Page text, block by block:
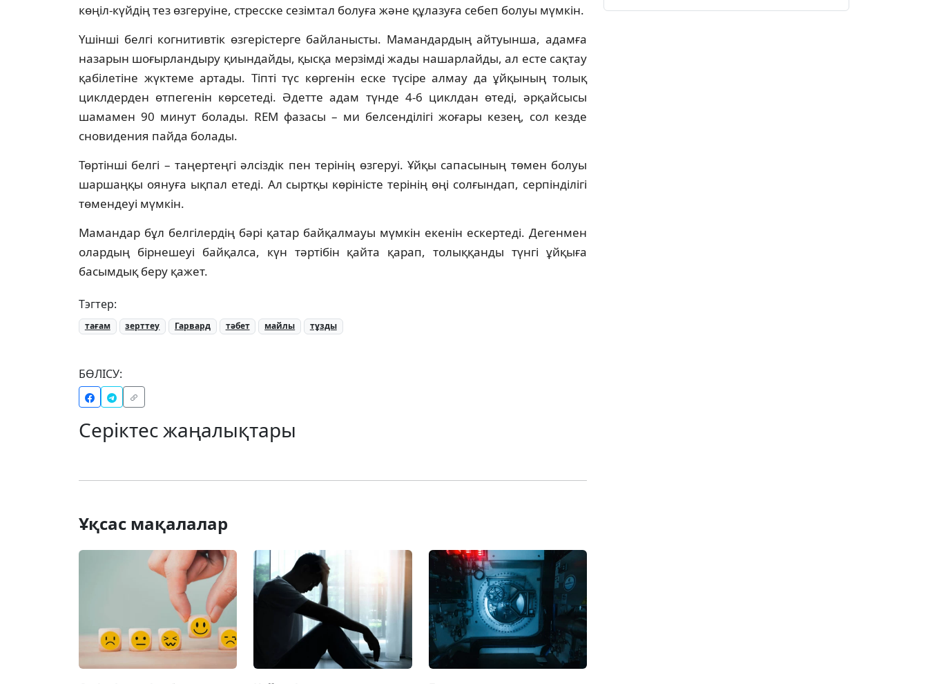
көңіл-күйдің тез өзгеруіне, стресске сезімтал болуға және құлазуға себеп болуы мүмкін.
Үшінші белгі когнитивтік өзгерістерге байланысты. Мамандардың айтуынша, адамға
назарын шоғырландыру қиындайды, қысқа мерзімді жады нашарлайды, ал есте сақтау
қабілетіне жүктеме артады. Тіпті түс көргенін еске түсіре алмау да ұйқының толық
циклдерден өтпегенін көрсетеді. Әдетте адам түнде 4-6 циклдан өтеді, әрқайсысы
шамамен 90 минут болады. REM фазасы – ми белсенділігі жоғары кезең, сол кезде
сновидения пайда болады.
Төртінші белгі – таңертеңгі әлсіздік пен терінің өзгеруі. Ұйқы сапасының төмен болуы
шаршаңқы оянуға ықпал етеді. Ал сыртқы көріністе терінің өңі солғындап, серпінділігі
төмендеуі мүмкін.
Мамандар бұл белгілердің бәрі қатар байқалмауы мүмкін екенін ескертеді. Дегенмен
олардың бірнешеуі байқалса, күн тәртібін қайта қарап, толыққанды түнгі ұйқыға
басымдық беру қажет.
Тэгтер:
тағам зерттеу Гарвард тәбет майлы тұзды
БӨЛІСУ:
Серіктес жаңалықтары
Ұқсас мақалалар